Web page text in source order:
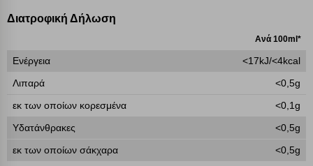
Διατροφική Δήλωση
Ανά 100ml*
Ενέργεια
<17kJ/<4kcal
Λιπαρά
<0,5g
εκ των οποίων κορεσμένα
<0,1g
Υδατάνθρακες
<0,5g
εκ των οποίων σάκχαρα
<0,5g
γνωρίζετε ότι αποκλεισμός ορισμένων κατηγοριών αρχείων cookies,
Λειτουργικά cookies